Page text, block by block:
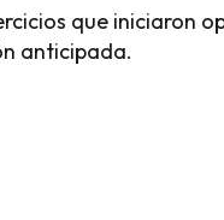
que iniciaron
anticipada.